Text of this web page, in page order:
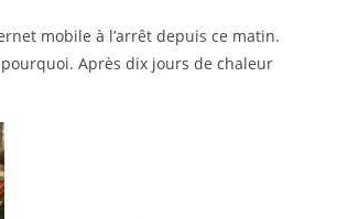
mobile à l’arrêt depuis ce matin.
pourquoi. Après dix jours de chaleur